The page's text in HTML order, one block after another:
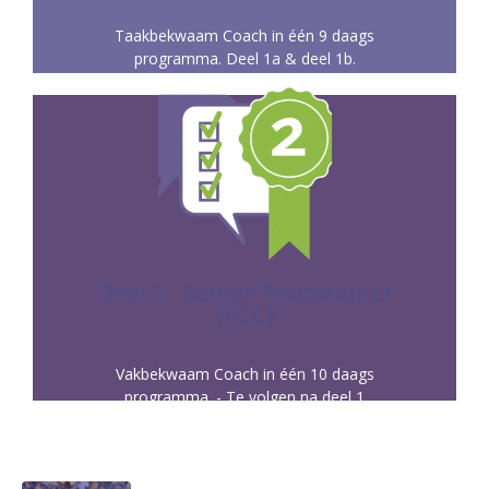
Taakbekwaam Coach in één 9 daags
programma. Deel 1a & deel 1b.
Vakbekwaam Coach in één 10 daags
programma. - Te volgen na deel 1
coachen op effectief gedrag, emoties en het
werken met diverse tool.
Meer info